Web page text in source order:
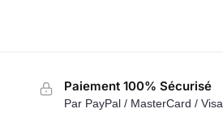
Paiement 100% Sécurisé
Par PayPal / MasterCard / Visa